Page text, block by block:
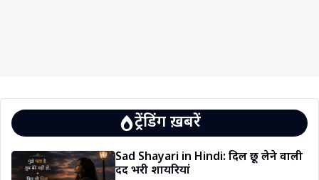
ट्रेंडिंग ख़बरें
Sad Shayari in Hindi: दिल छू लेने वाली
दर्द भरी शायरियां